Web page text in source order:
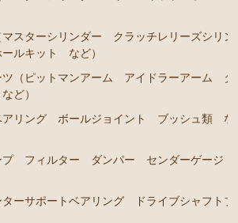
スターシリンダー クラッチレリーズシリン
ルキット など）
ツ（ピットマンアーム アイドラーアーム タ
ど）
アリング ボールジョイント ブッシュ類 な
プ フィルター ダンパー センダーゲージ
ーサポートベアリング ドライブシャフトブ